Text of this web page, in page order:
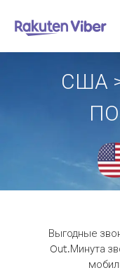
США
Выгодные
Out.Минута